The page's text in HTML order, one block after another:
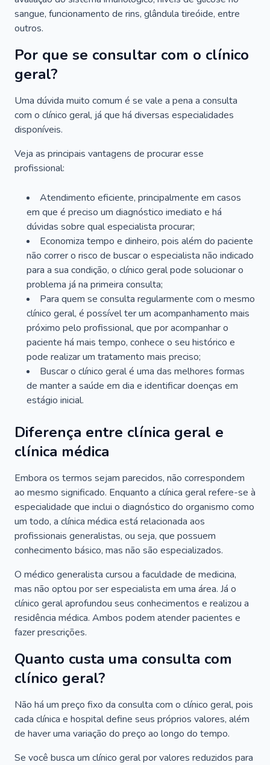
sangue, funcionamento de rins, glândula tireóide, entre
outros.
Por que se consultar com o clínico
geral?
Uma dúvida muito comum é se vale a pena a consulta
com o clínico geral, já que há diversas especialidades
disponíveis.
Veja as principais vantagens de procurar esse
profissional:
Atendimento eficiente, principalmente em casos
em que é preciso um diagnóstico imediato e há
dúvidas sobre qual especialista procurar;
Economiza tempo e dinheiro, pois além do paciente
não correr o risco de buscar o especialista não indicado
para a sua condição, o clínico geral pode solucionar o
problema já na primeira consulta;
Para quem se consulta regularmente com o mesmo
clínico geral, é possível ter um acompanhamento mais
próximo pelo profissional, que por acompanhar o
paciente há mais tempo, conhece o seu histórico e
pode realizar um tratamento mais preciso;
Buscar o clínico geral é uma das melhores formas
de manter a saúde em dia e identificar doenças em
estágio inicial.
Diferença entre clínica geral e
clínica médica
Embora os termos sejam parecidos, não correspondem
ao mesmo significado. Enquanto a clínica geral refere-se à
especialidade que inclui o diagnóstico do organismo como
um todo, a clínica médica está relacionada aos
profissionais generalistas, ou seja, que possuem
conhecimento básico, mas não são especializados.
O médico generalista cursou a faculdade de medicina,
mas não optou por ser especialista em uma área. Já o
clínico geral aprofundou seus conhecimentos e realizou a
residência médica. Ambos podem atender pacientes e
fazer prescrições.
Quanto custa uma consulta com
clínico geral?
Não há um preço fixo da consulta com o clínico geral, pois
cada clínica e hospital define seus próprios valores, além
de haver uma variação do preço ao longo do tempo.
Se você busca um clínico geral por valores reduzidos para